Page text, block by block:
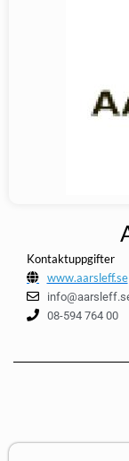
Kontaktuppgifter
www.aarsleff.se
08-594 764 00